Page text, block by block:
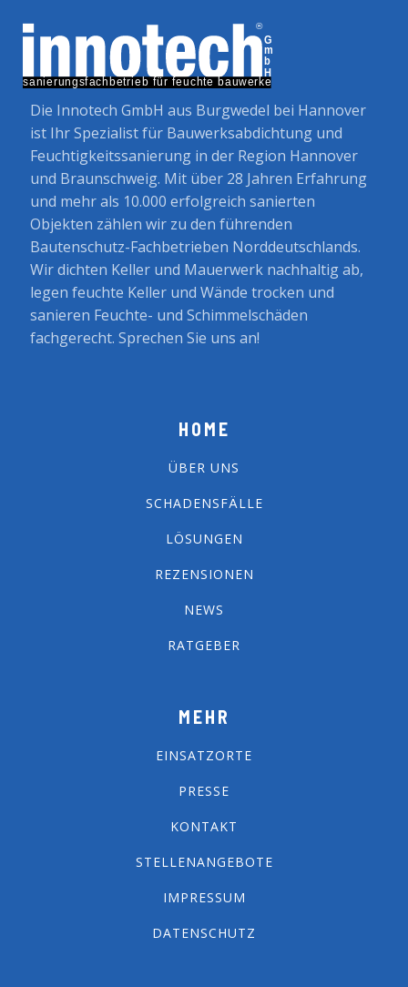
Die Innotech GmbH aus Burgwedel bei Hannover
ist Ihr Spezialist für Bauwerksabdichtung und
Feuchtigkeitssanierung in der Region Hannover
und Braunschweig. Mit über 28 Jahren Erfahrung
und mehr als 10.000 erfolgreich sanierten
Objekten zählen wir zu den führenden
Bautenschutz-Fachbetrieben Norddeutschlands.
Wir dichten Keller und Mauerwerk nachhaltig ab,
legen feuchte Keller und Wände trocken und
sanieren Feuchte- und Schimmelschäden
fachgerecht. Sprechen Sie uns an!
HOME
ÜBER UNS
SCHADENSFÄLLE
LÖSUNGEN
REZENSIONEN
NEWS
RATGEBER
MEHR
EINSATZORTE
PRESSE
KONTAKT
STELLENANGEBOTE
IMPRESSUM
DATENSCHUTZ